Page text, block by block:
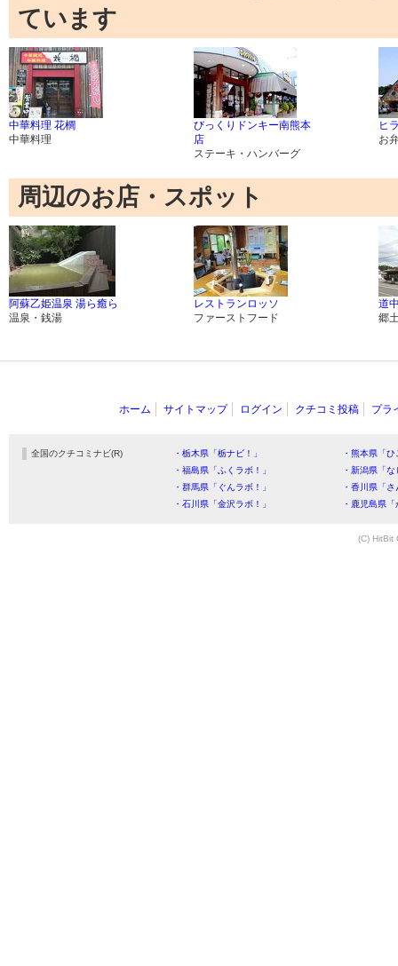
ています
中華料理 花櫚
中華料理
びっくりドンキー南熊本
店
ステーキ・ハンバーグ
ヒ
お
周辺のお店・スポット
阿蘇乙姫温泉 湯ら癒ら
温泉・銭湯
レストランロッソ
ファーストフード
道
郷
ホーム サイトマップ ログイン クチコミ投稿 プラ
全国のクチコミナビ(R) ・栃木県「栃ナビ！」
・熊本県「
・福島県「ふくラボ！」
・新潟県「
・群馬県「ぐんラボ！」
・香川県「
・石川県「金沢ラボ！」
・鹿児島県
(C) HitBit